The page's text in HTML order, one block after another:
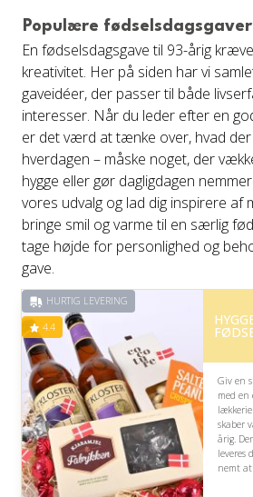
Populære
En fødselsdagsgave til 93-årig
kreativitet. Her på siden har vi
gaveidéer, der passer til både
interesser. Når du leder efter en
er det værd at tænke over, hvad
hverdagen – måske noget, der
hygge eller gør dagligdagen
vores udvalg og lad dig inspirere af
bringe smil og varme til en særlig
tage højde for personlighed og
gave.
HURTIG LEVERING
4.4
Giv en
med en
skaber
årig.
leveres
nemt at